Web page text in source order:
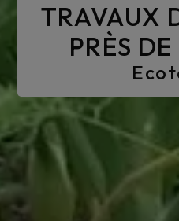
TRAVAUX
PRÈS